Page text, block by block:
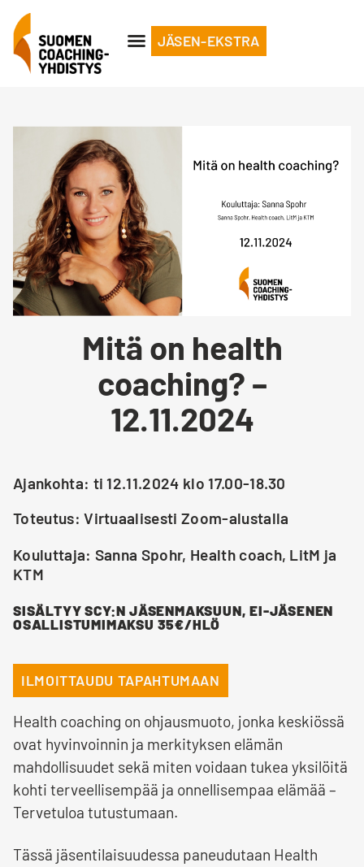
JÄSEN-EKSTRA
Mitä on health
coaching? –
12.11.2024
Ajankohta: ti 12.11.2024 klo 17.00-18.30
Toteutus: Virtuaalisesti Zoom-alustalla
Kouluttaja: Sanna Spohr, Health coach, LitM ja
KTM
SISÄLTYY SCY:N JÄSENMAKSUUN, EI-JÄSENEN
OSALLISTUMIMAKSU 35€/HLÖ
ILMOITTAUDU TAPAHTUMAAN
Health coaching on ohjausmuoto, jonka keskiössä
ovat hyvinvoinnin ja merkityksen elämän
mahdollisuudet sekä miten voidaan tukea yksilöitä
kohti terveellisempää ja onnellisempaa elämää –
Tervetuloa tutustumaan.
Tässä jäsentilaisuudessa paneudutaan Health